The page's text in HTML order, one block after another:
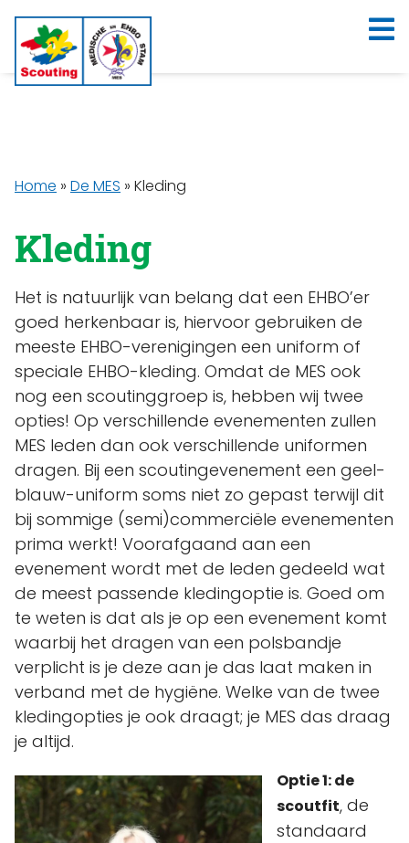
Home » De MES » Kleding
Kleding
Het is natuurlijk van belang dat een EHBO’er
goed herkenbaar is, hiervoor gebruiken de
meeste EHBO-verenigingen een uniform of
speciale EHBO-kleding. Omdat de MES ook
nog een scoutinggroep is, hebben wij twee
opties! Op verschillende evenementen zullen
MES leden dan ook verschillende uniformen
dragen. Bij een scoutingevenement een geel-
blauw-uniform soms niet zo gepast terwijl dit
bij sommige (semi)commerciële evenementen
prima werkt! Voorafgaand aan een
evenement wordt met de leden gedeeld wat
de meest passende kledingoptie is. Goed om
te weten is dat als je op een evenement komt
waarbij het dragen van een polsbandje
verplicht is je deze aan je das laat maken in
verband met de hygiëne. Welke van de twee
kledingopties je ook draagt; je MES das draag
je altijd.
Optie 1: de
scoutfit, de
standaard